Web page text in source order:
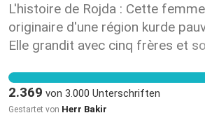
L'histoire de Rojda : Cette
originaire d'une région kurde
Elle grandit avec cinq frères et
vingtaine, elle est déjà mère de
elle ne peut plus supporter ce
2.369 von 3.000 Unterschriften
Gestartet von Herr Bakir